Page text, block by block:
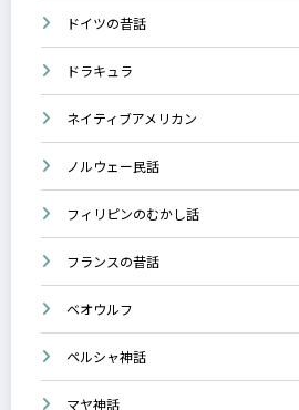
ドイツの昔話
ドラキュラ
ネイティブアメリカン
ノルウェー民話
フィリピンのむかし話
フランスの昔話
ベオウルフ
ペルシャ神話
マヤ神話